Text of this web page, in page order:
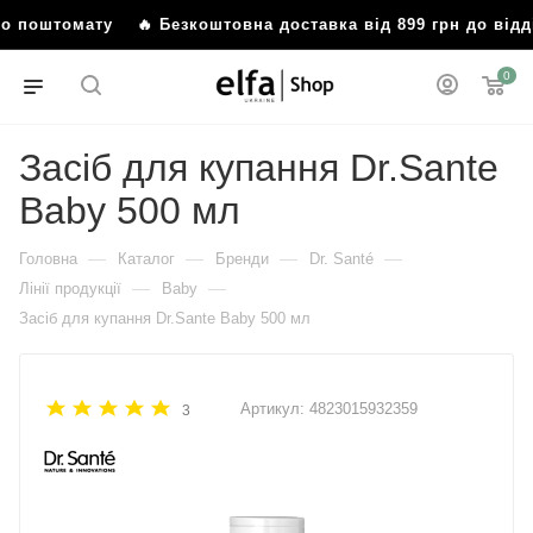
поштомату 🔥 Безкоштовна доставка від 899 грн до
0
Засіб для купання Dr.Sante
Baby 500 мл
Головна — Каталог — Бренди — Dr. Santé —
Лінії продукції — Baby —
Засіб для купання Dr.Sante Baby 500 мл
3 Артикул: 4823015932359